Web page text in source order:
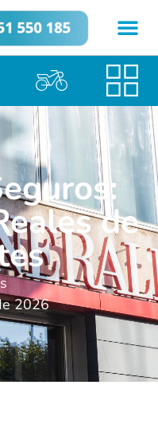
de
2026